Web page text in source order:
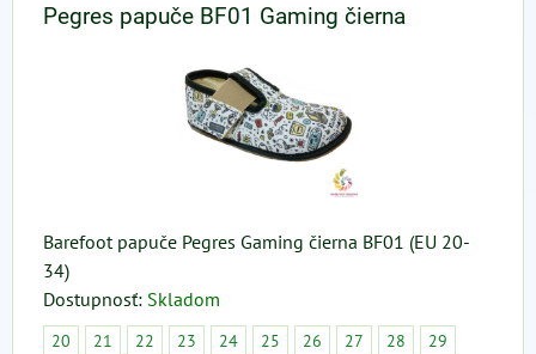
Pegres papuče BF01 Gaming čierna
Barefoot papuče Pegres Gaming čierna BF01 (EU 20-
34)
Dostupnosť: Skladom
20 21 22 23 24 25 26 27 28
29